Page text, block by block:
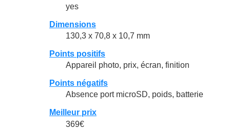
yes
Dimensions
130,3 x 70,8 x 10,7 mm
Points positifs
Appareil photo, prix, écran, finition
Points négatifs
Absence port microSD, poids, batterie
Meilleur prix
369€